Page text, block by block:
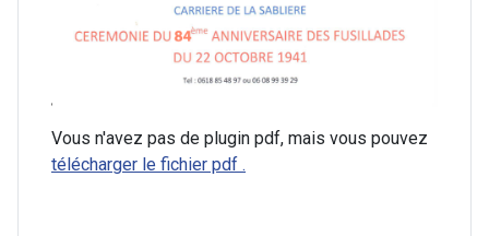
Vous n'avez pas de plugin pdf, mais vous pouvez
télécharger le fichier pdf .